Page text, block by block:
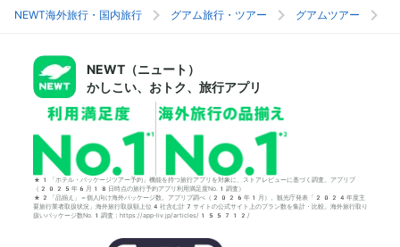
NEWT海外旅行・国内旅行 グアム旅行・ツアー グアムツアー
NEWT（ニュート）
かしこい、おトク、旅行アプリ
*1「ホテル・パッケージツアー予約」機能を持つ旅行アプリを対象に、ストアレビューに基づく調査。アプリブ
（2025年6月18日時点の旅行予約アプリ利用満足度No.1調査）
*2「品揃え」＝個人向け海外パッケージ数。アプリブ調べ（2026年1月）。観光庁発表「2024年度主
要旅行業者取扱状況」海外旅行取扱額上位4社含む計7サイトの公式サイト上のプラン数を集計・比較。海外旅行取り
扱いパッケージ数No.1調査：https://app-liv.jp/articles/155712/